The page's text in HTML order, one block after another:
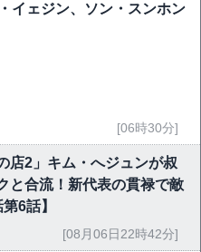
イェジン、ソン・スンホン
[06時30分]
店2」キム・へジュンが叔
と合流！新代表の貫禄で敵
6話】
[08月06日22時42分]